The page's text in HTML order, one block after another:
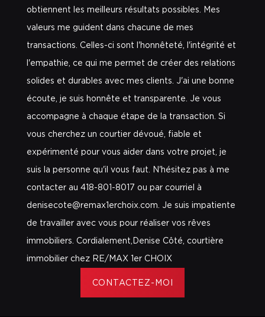
obtiennent les meilleurs résultats possibles. Mes
valeurs me guident dans chacune de mes
transactions. Celles-ci sont l'honnêteté, l'intégrité et
l'empathie, ce qui me permet de créer des relations
solides et durables avec mes clients. J'ai une bonne
écoute, je suis honnête et transparente. Je vous
accompagne à chaque étape de la transaction. Si
vous cherchez un courtier dévoué, fiable et
expérimenté pour vous aider dans votre projet, je
suis la personne qu'il vous faut. N'hésitez pas à me
contacter au 418-801-8017 ou par courriel à
denisecote@remax1erchoix.com. Je suis impatiente
de travailler avec vous pour réaliser vos rêves
immobiliers. Cordialement,Denise Côté, courtière
immobilier chez RE/MAX 1er CHOIX
CONTACTEZ-MOI